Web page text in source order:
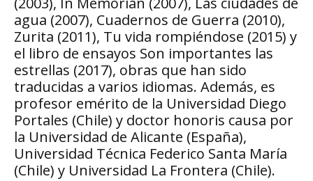
agua (2007), Cuadernos de Guerra (2010),
Zurita (2011), Tu vida rompiéndose (2015) y
el libro de ensayos Son importantes las
estrellas (2017), obras que han sido
traducidas a varios idiomas. Además, es
profesor emérito de la Universidad Diego
Portales (Chile) y doctor honoris causa por
la Universidad de Alicante (España),
Universidad Técnica Federico Santa María
(Chile) y Universidad La Frontera (Chile).